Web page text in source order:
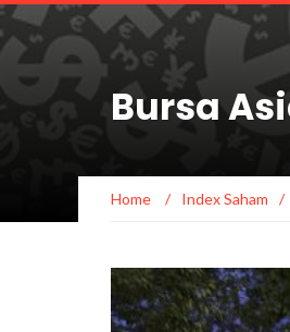
Bursa
Home / Index Saham /